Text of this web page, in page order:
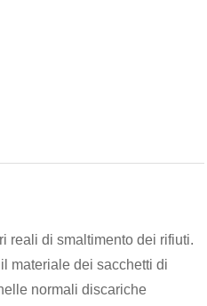
reali di smaltimento dei rifiuti.
materiale dei sacchetti di
normali discariche